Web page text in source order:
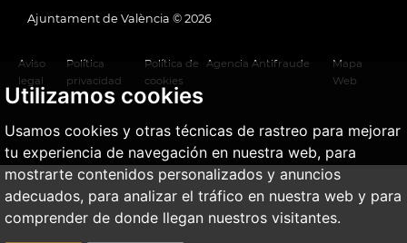
Utilizamos cookies
Usamos cookies y otras técnicas de rastreo para mejorar
tu experiencia de navegación en nuestra web, para
mostrarte contenidos personalizados y anuncios
adecuados, para analizar el tráfico en nuestra web y para
comprender de donde llegan nuestros visitantes.
Ajuntament de València © 2026
Aviso
legal
Política
privacidad
Política de
cookies
Agencia Antifraude
Mapa
Web